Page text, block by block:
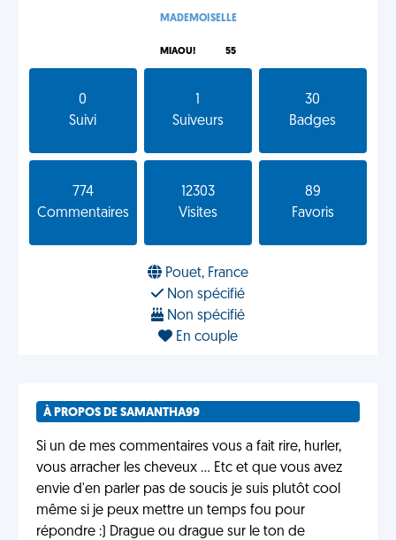
MADEMOISELLE
MIAOU! 55
0
Suivi
Suiveurs
30
Badges
774
Commentaires
12303
Visites
89
Favoris
Pouet, France
Non spécifié
Non spécifié
En couple
À PROPOS DE SAMANTHA99
Si un de mes commentaires vous a fait rire, hurler,
vous arracher les cheveux ... Etc et que vous avez
envie d'en parler pas de soucis je suis plutôt cool
même si je peux mettre un temps fou pour
répondre :) Drague ou drague sur le ton de